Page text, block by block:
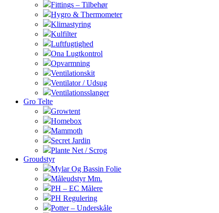
Fittings – Tilbehør
Hygro & Thermometer
Klimastyring
Kulfilter
Luftfugtighed
Ona Lugtkontrol
Opvarmning
Ventilationskit
Ventilator / Udsug
Ventilationsslanger
Gro Telte
Growtent
Homebox
Mammoth
Secret Jardin
Plante Net / Scrog
Groudstyr
Mylar Og Bassin Folie
Måleudstyr Mm.
PH – EC Målere
PH Regulering
Potter – Underskåle